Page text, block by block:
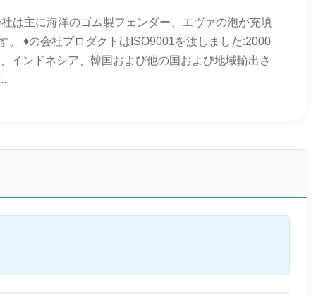
は主に海洋のゴム製フェンダー、エヴァの泡が充填
。 ♦の会社プロダクトはISO9001を渡しました:2000
インドネシア、韓国および他の国および地域輸出さ